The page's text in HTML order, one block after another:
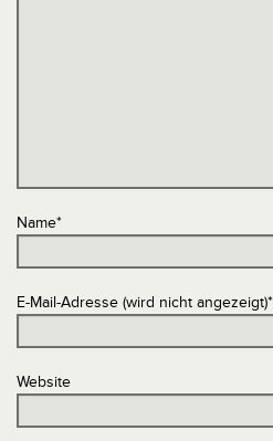
Name*
E-Mail-Adresse (wird nicht angezeigt)*
Website